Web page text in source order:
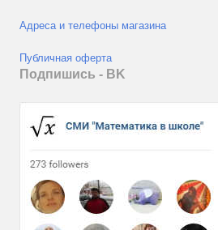
Адреса и телефоны магазина
Публичная оферта
Подпишись - ВK